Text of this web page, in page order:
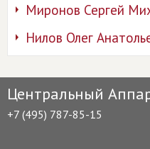
Миронов Сергей
Нилов Олег
Центральный
+7 (495) 787-85-15